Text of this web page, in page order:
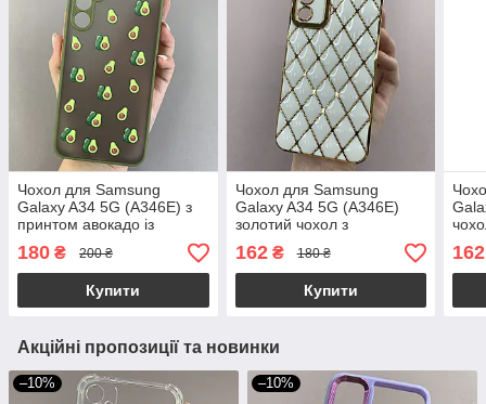
Чохол для Samsung
Galaxy A34 5G (A346E) з
принтом авокадо із
захистом камери на
самсунг а34 5г зелений
q02w
180 ₴ 200 ₴
Купити
Чохол для Samsung
Galaxy A34 5G (A346E)
золотий чохол з
ромбіками на телефон
самсунг а34 5г білий w0u
162₴ 180 ₴
Купити
w0u
162
Акційні пропозиції та новинки
–10% –10%